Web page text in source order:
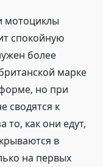
мотоциклы
спокойную
более
марке
форме, но при
сводятся к
то, как они едут,
в
на первых